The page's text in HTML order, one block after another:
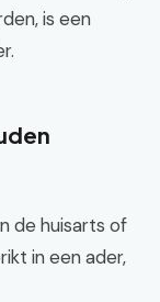
is een
de huisarts of
in een ader,